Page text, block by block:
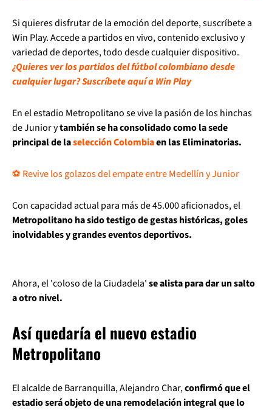
Si quieres disfrutar de la emoción del deporte, suscríbete a
Win Play. Accede a partidos en vivo, contenido exclusivo y
variedad de deportes, todo desde cualquier dispositivo.
¿Quieres ver los partidos del fútbol colombiano desde
cualquier lugar? Suscríbete aquí a Win Play
En el estadio Metropolitano se vive la pasión de los hinchas
de Junior ytambién se ha consolidado como la sede
principal de laselección Colombiaen las Eliminatorias.
⚽ Revive los golazos del empate entre Medellín y Junior
Con capacidad actual para más de 45.000 aficionados, el
Metropolitano ha sido testigo de gestas históricas, goles
inolvidables y grandes eventos deportivos.
Ahora, el 'coloso de la Ciudadela'se alista para dar un salto
a otro nivel.
Así quedaría el nuevo estadio
Metropolitano
El alcalde de Barranquilla, Alejandro Char,confirmó que el
estadio será objeto de una remodelación integral que lo